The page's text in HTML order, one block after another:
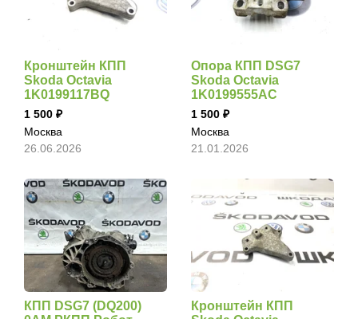
Кронштейн КПП
Skoda Octavia
1K0199117BQ
1 500
Москва
26.06.2026
Опора КПП DSG7
Skoda Octavia
1K0199555AC
1 500
Москва
21.01.2026
КПП DSG7 (DQ200)
Кронштейн КПП